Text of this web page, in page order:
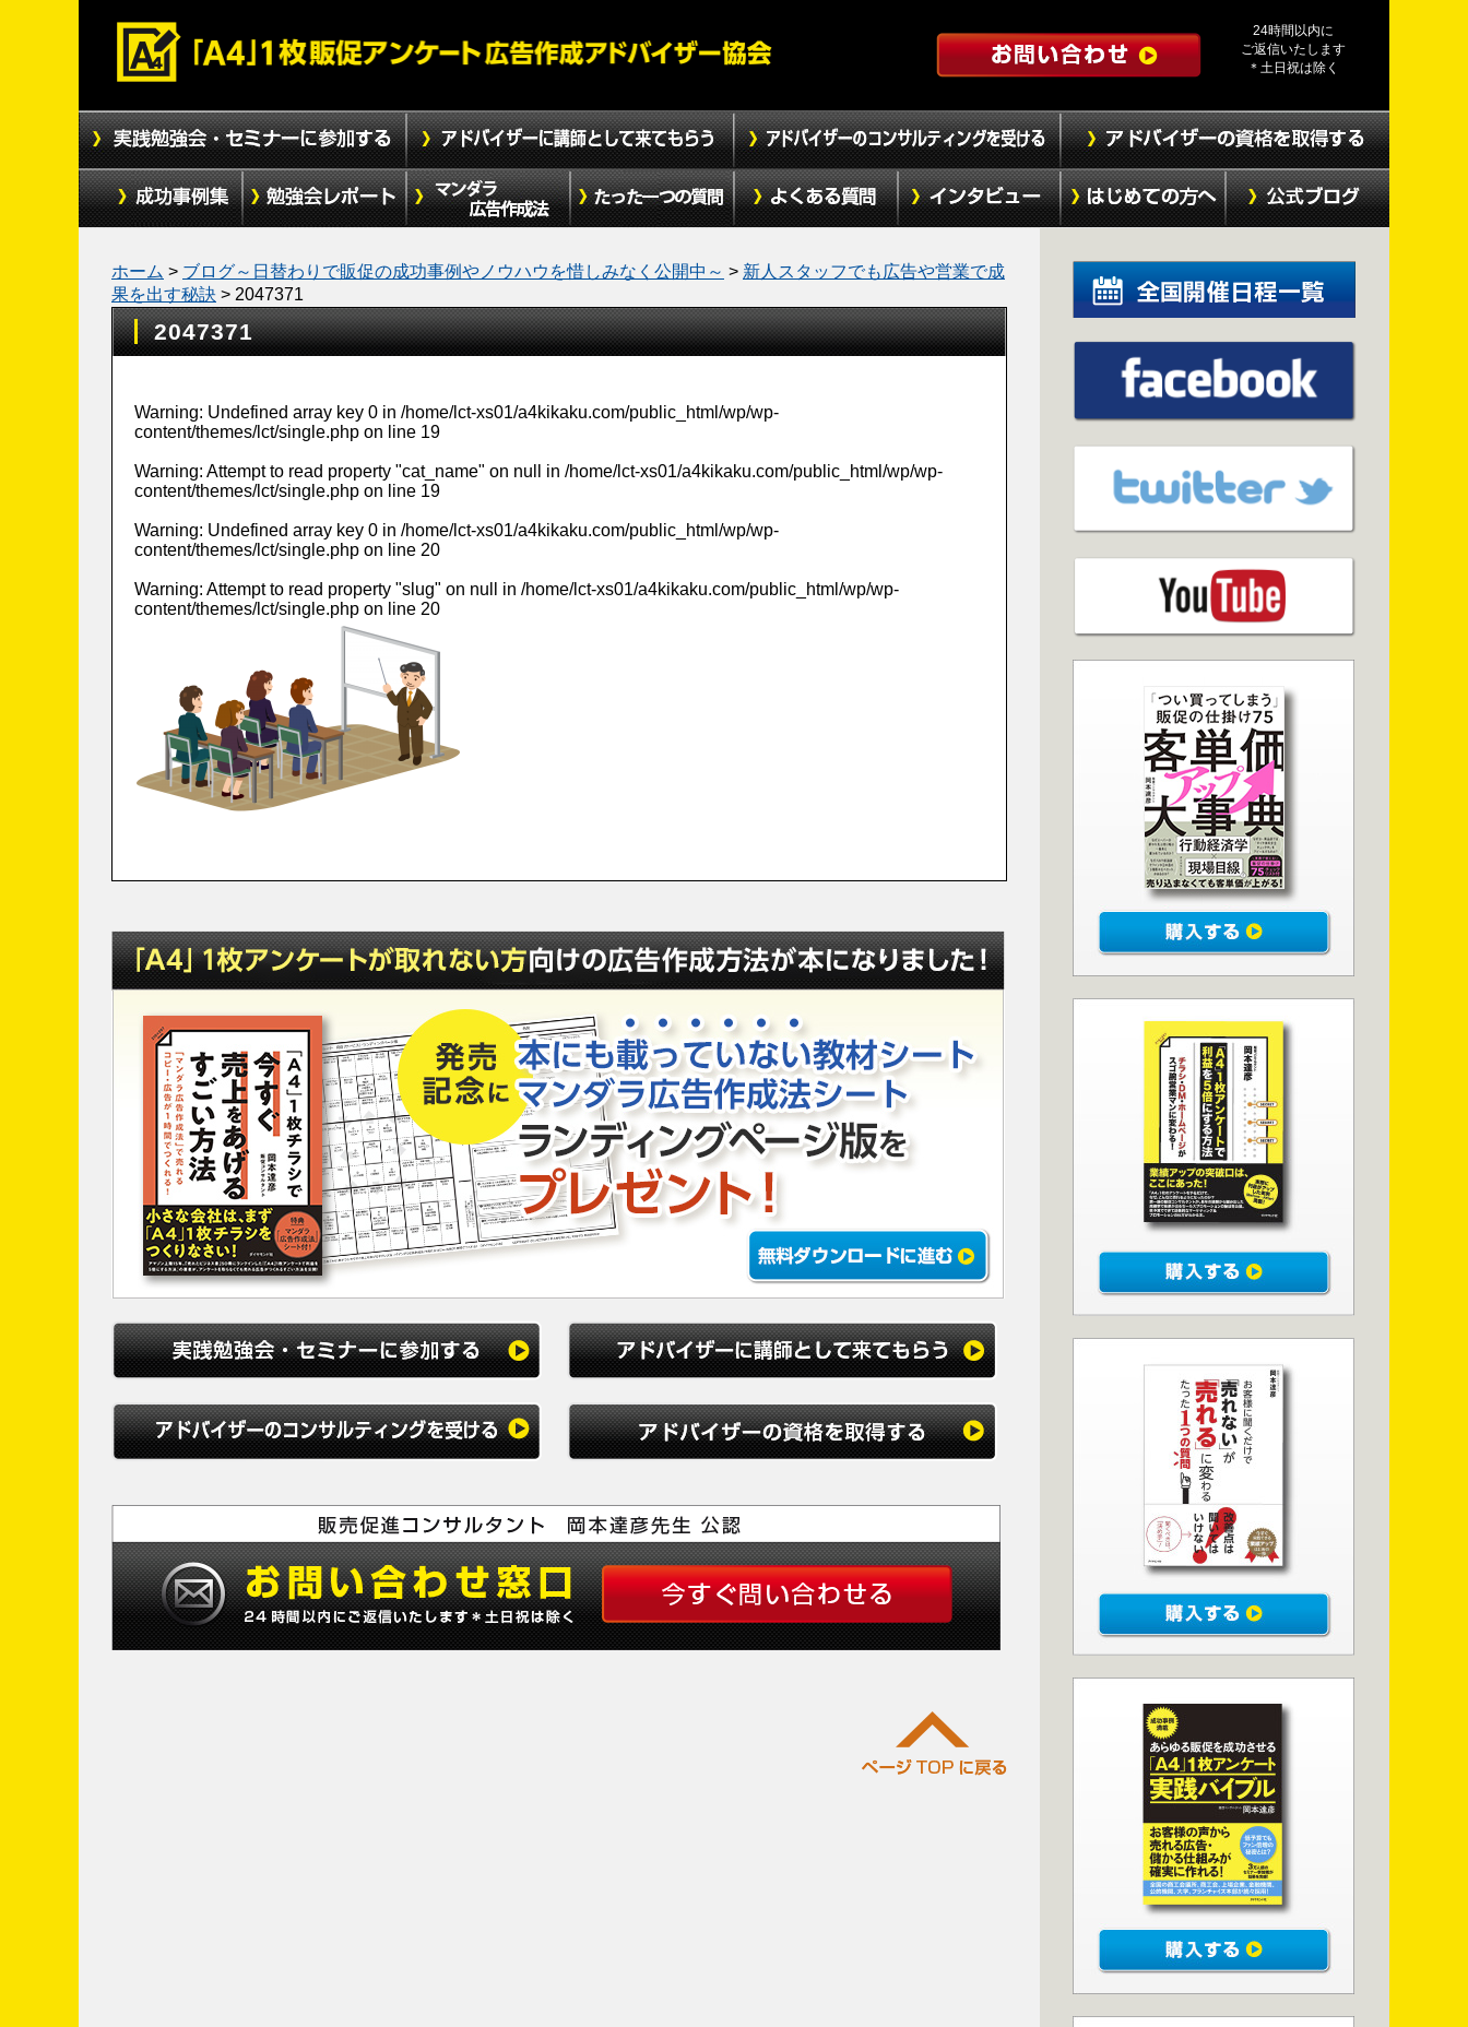
24時間以内に
ご返信いたします
＊土日祝は除く
ホーム > ブログ～日替わりで販促の成功事例やノウハウを惜しみなく公開中～ > 新人スタッフでも広告や営業で成
果を出す秘訣 > 2047371
2047371
Warning: Undefined array key 0 in /home/lct-xs01/a4kikaku.com/public_html/wp/wp-
content/themes/lct/single.php on line 19
Warning: Attempt to read property "cat_name" on null in /home/lct-xs01/a4kikaku.com/public_html/wp/wp-
content/themes/lct/single.php on line 19
Warning: Undefined array key 0 in /home/lct-xs01/a4kikaku.com/public_html/wp/wp-
content/themes/lct/single.php on line 20
Warning: Attempt to read property "slug" on null in /home/lct-xs01/a4kikaku.com/public_html/wp/wp-
content/themes/lct/single.php on line 20